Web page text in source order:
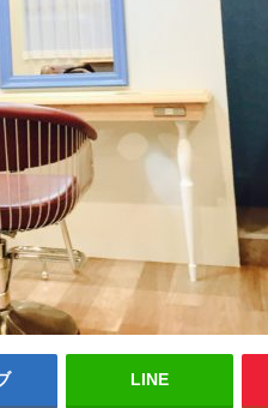
LINE